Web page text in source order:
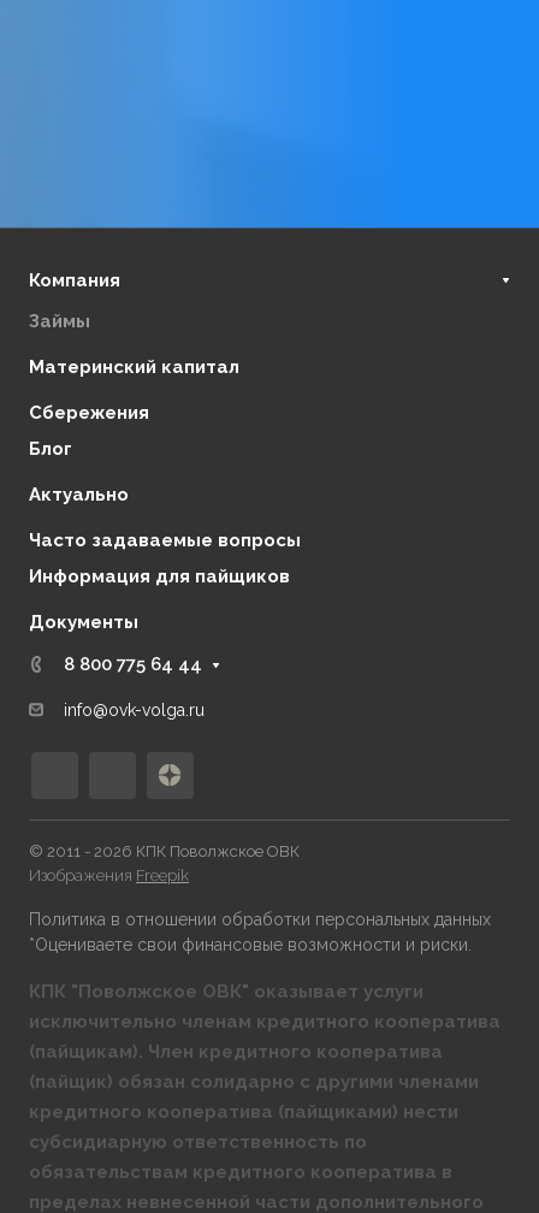
Компания
О нас
Финансовая стабильность
Отзывы
Партнеры
Контакты
Займы
Материнский капитал
Сбережения
Блог
Актуально
Часто задаваемые вопросы
Информация для пайщиков
Документы
8 800 775 64 44
info@ovk-volga.ru
© 2011 - 2026 КПК Поволжское ОВК
Изображения Freepik
Политика в отношении обработки персональных данных
*Оцениваете свои финансовые возможности и риски.
КПК "Поволжское ОВК" оказывает услуги
исключительно членам кредитного кооператива
(пайщикам). Член кредитного кооператива
(пайщик) обязан солидарно с другими членами
кредитного кооператива (пайщиками) нести
субсидиарную ответственность по
обязательствам кредитного кооператива в
пределах невнесенной части дополнительного